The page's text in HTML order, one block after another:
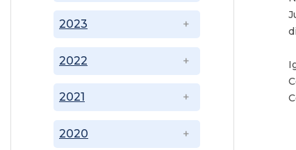
2020
2021
2022
2023